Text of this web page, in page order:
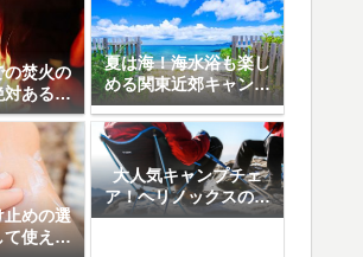
の焚火の
対あると
ム8選
夏は海！海水浴も楽し
める関東近郊キャンプ
場10選
止めの選
て使える
大人気キャンプチェ
ア！ヘリノックスの魅
力と人気の5モデル徹